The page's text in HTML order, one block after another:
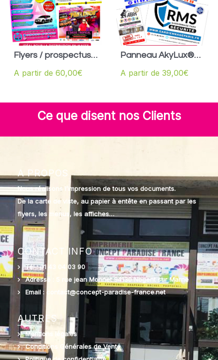
Flyers / prospectus
A partir de 60,00€
Panneau AkyLux®
A partir de 39,00€
Ce que disent nos Clients
A PROPOS
Nous réalisons l’impression de tous vos documents.
De la carte de viste, au papier à entête en passant par les
flyers, les menus, les affiches…
CONTACT INFO
Tél : 01 43 04 03 90
Adresse : 5 rue jean Monnet 94130 Nogent sur Marne
Email : contact@concept-paradise-france.net
AUTRES
Mentions légales
Conditions Générales de Vente